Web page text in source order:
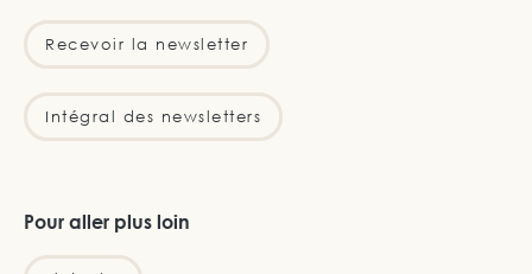
Recevoir la newsletter
Intégral des newsletters
Pour aller plus loin